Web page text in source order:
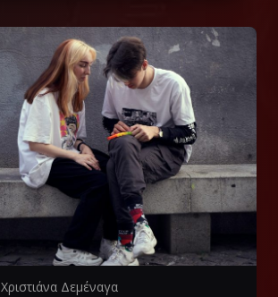
Χριστιάνα Δεμέναγα